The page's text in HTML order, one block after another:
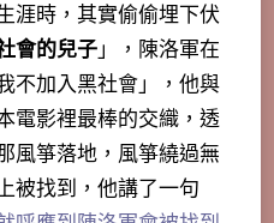
涯時，其實偷偷埋下伏
會的兒子」，陳洛軍在
不加入黑社會」，他與
電影裡最棒的交織，透
風箏落地，風箏繞過無
被找到，他講了一句